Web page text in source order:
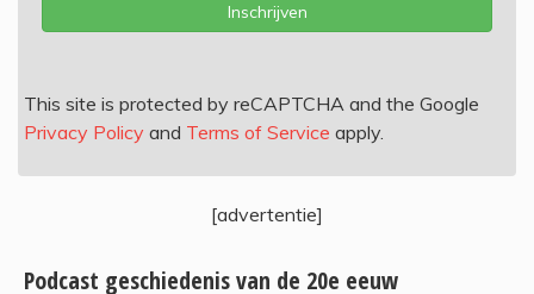
Inschrijven
This site is protected by reCAPTCHA and the Google
Privacy Policy and Terms of Service apply.
[advertentie]
Podcast geschiedenis van de 20e eeuw